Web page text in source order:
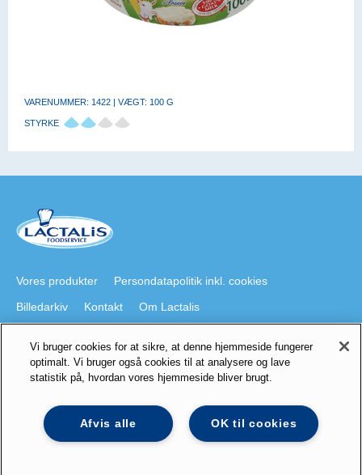
VARENUMMER: 1422 | VÆGT: 100 G
STYRKE
Vores produkter
Persondatapolitik inkl. cookies
Billedarkiv
Kontakt Om Lactalis
Besøg også
lactalis.dk
Foodservice på Youtube
galbani.dk
president.dk
staystrong.nu Lactalis på LinkedIn
Vi bruger cookies for at sikre, at denne hjemmeside fungerer
optimalt. Vi bruger også cookies til at analysere og lave
statistik på, hvordan vores hjemmeside bliver brugt.
OK til cookies
Afvis alle